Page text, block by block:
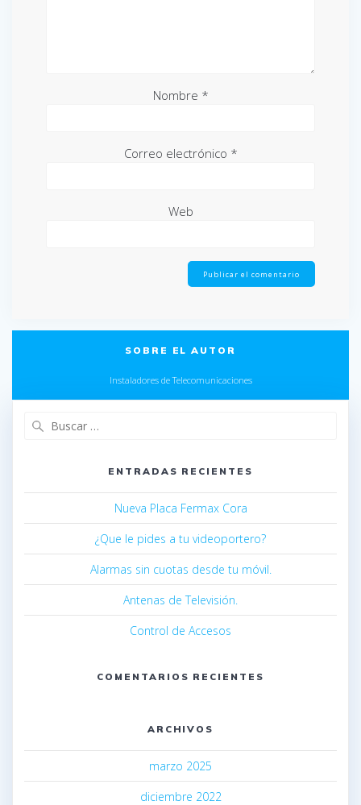
Nombre *
Correo electrónico *
Web
SOBRE EL AUTOR
Instaladores de Telecomunicaciones
ENTRADAS RECIENTES
Nueva Placa Fermax Cora
¿Que le pides a tu videoportero?
Alarmas sin cuotas desde tu móvil.
Antenas de Televisión.
Control de Accesos
COMENTARIOS RECIENTES
ARCHIVOS
marzo 2025
diciembre 2022